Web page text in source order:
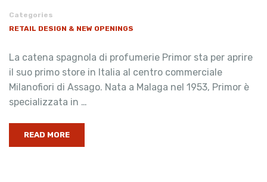
Categories
RETAIL DESIGN & NEW OPENINGS
La catena spagnola di profumerie Primor sta per aprire
il suo primo store in Italia al centro commerciale
Milanofiori di Assago. Nata a Malaga nel 1953, Primor è
specializzata in …
READ MORE